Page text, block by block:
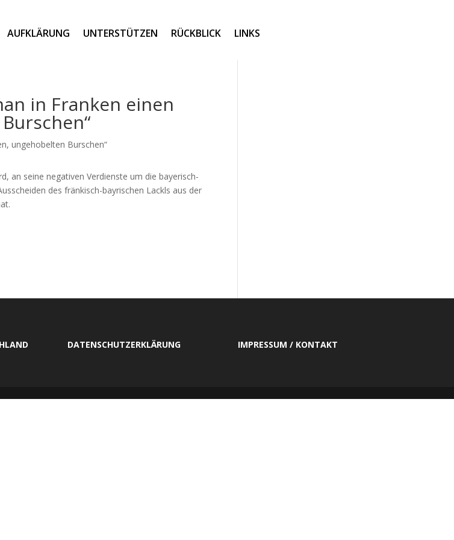
AUFKLÄRUNG UNTERSTÜTZEN RÜCKBLICK LINKS
in Franken einen
an seine negativen Verdienste um die bayerisch-
des fränkisch-bayrischen Lackls aus der
DATENSCHUTZERKLÄRUNG IMPRESSUM / KONTAKT